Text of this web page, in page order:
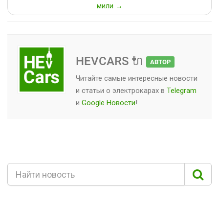
мили →
HEVCARS 🔌 АВТОР
Читайте самые интересные новости
и статьи о электрокарах в Telegram
и Google Новости!